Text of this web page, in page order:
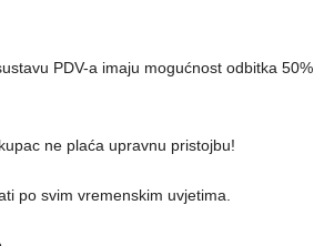
PDV-a imaju mogućnost odbitka 50%
ne plaća upravnu pristojbu!
po svim vremenskim uvjetima.